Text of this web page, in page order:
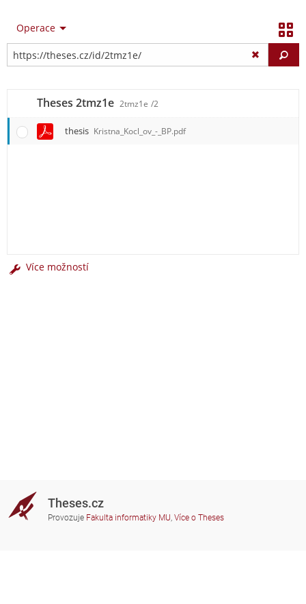
Operace
Theses 2tmz1e 2tmz1e /2
thesis Kristna_Kocl_ov_-_BP.pdf
Více možností
Theses.cz
Provozuje Fakulta informatiky MU, Více o Theses